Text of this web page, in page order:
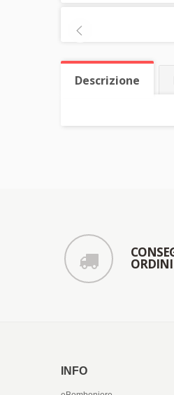
Descrizione
ORDINI
INFO